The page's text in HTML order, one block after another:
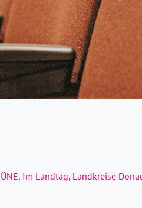
, Im Landtag, Landkreise